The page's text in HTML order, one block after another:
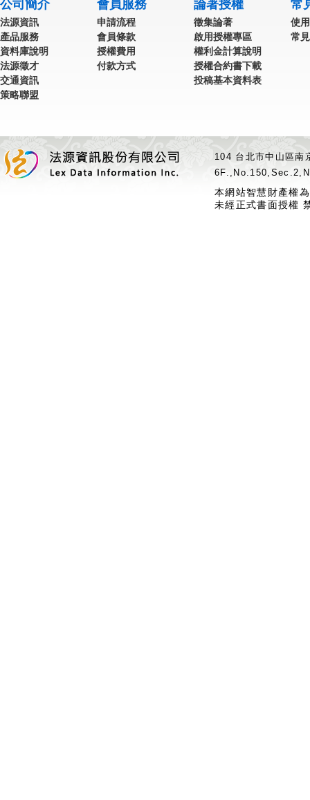
公司簡介
法源資訊
產品服務
資料庫說明
法源徵才
交通資訊
策略聯盟
會員服務
申請流程
會員條款
授權費用
付款方式
論著授權
徵集論著
啟用授權專區
權利金計算說明
授權合約書下載
投稿基本資料表
常
使
常
104 台北市中山區
本網站智慧財產權
未經正式書面授權